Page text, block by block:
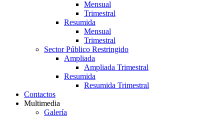
Mensual
Trimestral
Resumida
Mensual
Trimestral
Sector Público Restringido
Ampliada
Ampliada Trimestral
Resumida
Resumida Trimestral
Contactos
Multimedia
Galería